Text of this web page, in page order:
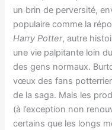
un brin de perversité,
populaire comme la
Harry Potter, autre
une vie palpitante loin
des gens normaux.
vœux des fans
de la saga. Mais les
(à l’exception non
certains que les longs